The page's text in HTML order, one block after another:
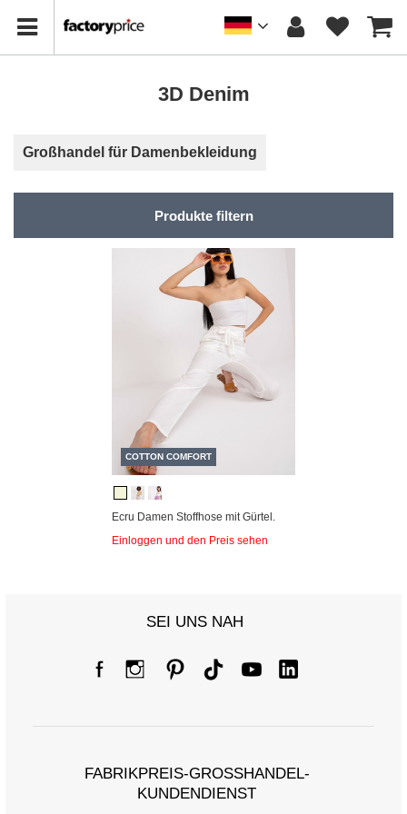
3D Denim
Großhandel für Damenbekleidung
Produkte filtern
COTTON COMFORT
Ecru Damen Stoffhose mit Gürtel.
Einloggen und den Preis sehen
SEI UNS NAH
FABRIKPREIS-GROSSHANDEL-K
UNDENDIENST